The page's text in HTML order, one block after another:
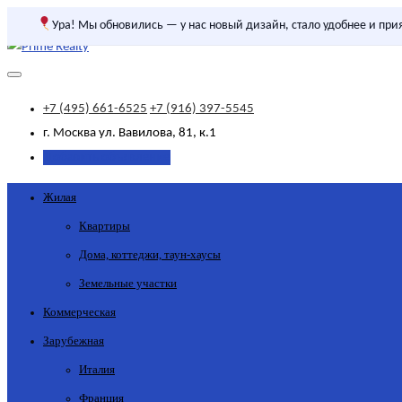
Ура! Мы обновились — у нас новый дизайн, стало удобнее и
+7 (495) 661-6525 +7 (916) 397-5545
г. Москва ул. Вавилова, 81, к.1
Жилая
Квартиры
Дома, коттеджи, таун-хаусы
Земельные участки
Коммерческая
Зарубежная
Италия
Франция